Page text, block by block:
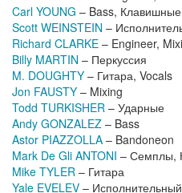
Carl YOUNG – Bass, Клавишные
Scott WEINSTEIN –
Richard CLARKE – Engineer,
Billy MARTIN – Перкуссия
M. DOUGHTY – Гитара, Vocals
Jon FAUSTY – Mixing
Todd TURKISHER – Ударные
Andy GONZALEZ – Bass
Astor PIAZZOLLA – Bandoneon
Mark De Gli ANTONI – Семплы,
Mike TYLER – Гитара
Yale EVELEV –